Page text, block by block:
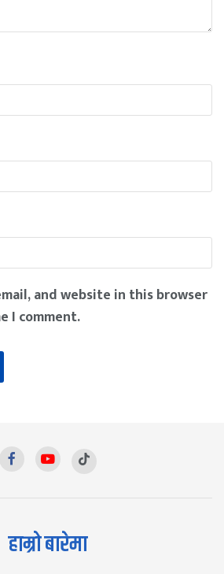
and website in this browser
I comment.
हाम्रो बारेमा